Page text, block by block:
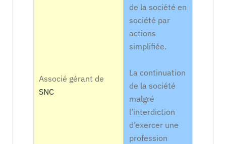
Associé gérant de
SNC
de la société en
société par
actions
simplifiée.
La continuation
de la société
malgré
l’interdiction
d’exercer une
profession